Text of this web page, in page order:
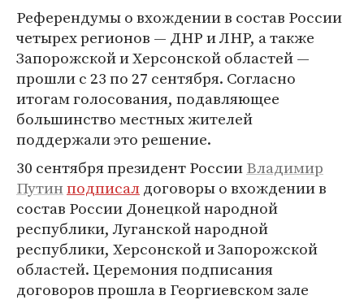
Референдумы о вхождении в состав России
четырех регионов — ДНР и ЛНР, а также
Запорожской и Херсонской областей —
прошли с 23 по 27 сентября. Согласно
итогам голосования, подавляющее
большинство местных жителей
поддержали это решение.
30 сентября президент РоссииВладимир
Путинподписалдоговоры о вхождении в
состав России Донецкой народной
республики, Луганской народной
республики, Херсонской и Запорожской
областей. Церемония подписания
договоров прошла в Георгиевском зале